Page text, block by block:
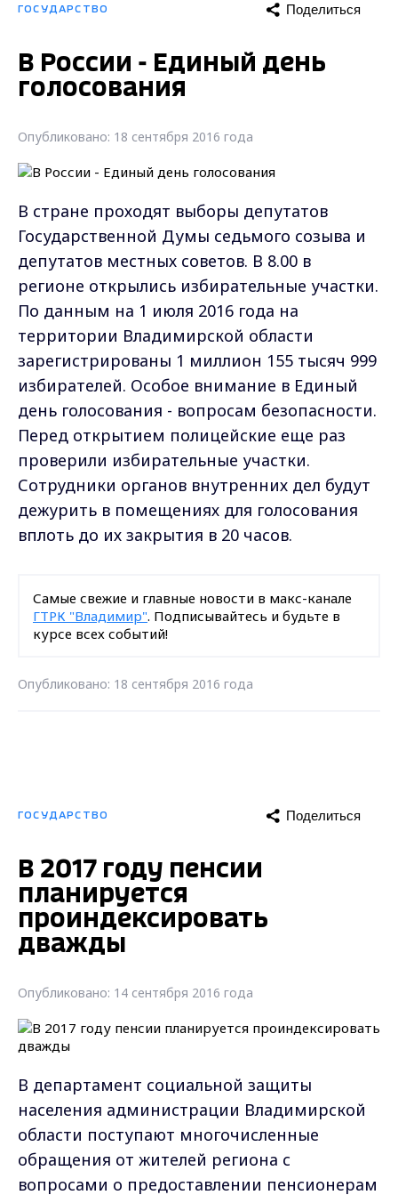
ГОСУДАРСТВО Поделиться
В России - Единый день
голосования
Опубликовано: 18 сентября 2016 года
В стране проходят выборы депутатов
Государственной Думы седьмого созыва и
депутатов местных советов. В 8.00 в
регионе открылись избирательные участки.
По данным на 1 июля 2016 года на
территории Владимирской области
зарегистрированы 1 миллион 155 тысяч 999
избирателей. Особое внимание в Единый
день голосования - вопросам безопасности.
Перед открытием полицейские еще раз
проверили избирательные участки.
Сотрудники органов внутренних дел будут
дежурить в помещениях для голосования
вплоть до их закрытия в 20 часов.
Самые свежие и главные новости в макс-канале
ГТРК "Владимир". Подписывайтесь и будьте в
курсе всех событий!
Опубликовано: 18 сентября 2016 года
ГОСУДАРСТВО Поделиться
В 2017 году пенсии
планируется
проиндексировать
дважды
Опубликовано: 14 сентября 2016 года
В департамент социальной защиты
населения администрации Владимирской
области поступают многочисленные
обращения от жителей региона с
вопросами о предоставлении пенсионерам